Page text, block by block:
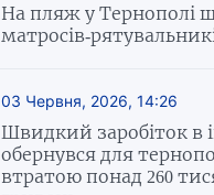
На пляж у Тернополі
матросів-
03 Червня, 2026, 14:26
Швидкий заробіток в
обернувся для
втратою понад 260